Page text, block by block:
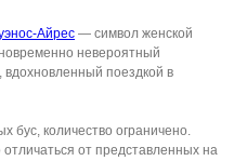
Айрес — символ женской
невероятный
поездкой в
бус, количество ограничено.
от представленных на
Road